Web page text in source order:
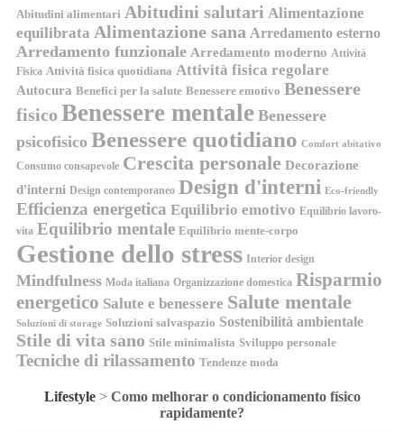
Abitudini alimentari Abitudini salutari Alimentazione
equilibrata Alimentazione sana Arredamento esterno
Arredamento funzionale Arredamento moderno Attività
Fisica Attività fisica quotidiana Attività fisica regolare
Autocura Benefici per la salute Benessere emotivo Benessere
fisico Benessere mentale Benessere
psicofisico Benessere quotidiano Comfort abitativo
Consumo consapevole Crescita personale Decorazione
d'interni Design contemporaneo Design d'interni Eco-friendly
Efficienza energetica Equilibrio emotivo Equilibrio lavoro-
vita Equilibrio mentale Equilibrio mente-corpo
Gestione dello stress Interior design
Mindfulness Moda italiana Organizzazione domestica Risparmio
energetico Salute e benessere Salute mentale
Soluzioni di storage Soluzioni salvaspazio Sostenibilità ambientale
Stile di vita sano Stile minimalista Sviluppo personale
Tecniche di rilassamento Tendenze moda
Lifestyle> Como melhorar o condicionamento físico
rapidamente?